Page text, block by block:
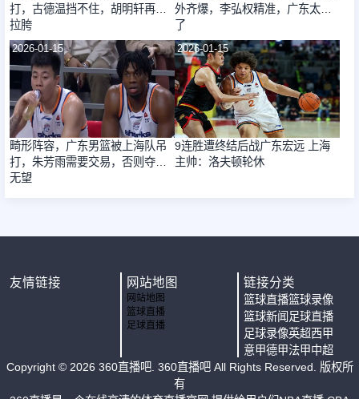
打，古德温挡不住，胡明轩再度
拉胯
外齐爆，李弘权精准，广东太铁
了
2026-01-15
畸形阵容，广东男篮被上海队吊
打，朱芳雨需要交易，否则夺冠
无望
2026-01-15
9连胜遭终结后战广东宏远 上海
主帅：洛夫顿轮休
友情链接 网站地图
网站地图
篮球直播
足球直播
链接分类
篮球直播篮球录像
篮球新闻 足球直播
足球录像英超西甲
意甲德甲法甲中超
Copyright © 2026 360直播吧. 360直播吧 All Rights Reserved. 版权所
有